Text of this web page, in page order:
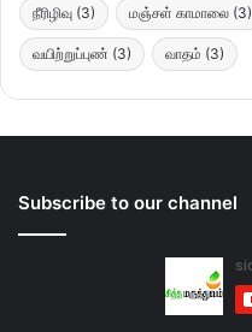
நீரிழிவு (3) மஞ்சள் காமாலை (3)
வயிற்றுப்புண் (3) வாதம் (3)
Subscribe to our channel